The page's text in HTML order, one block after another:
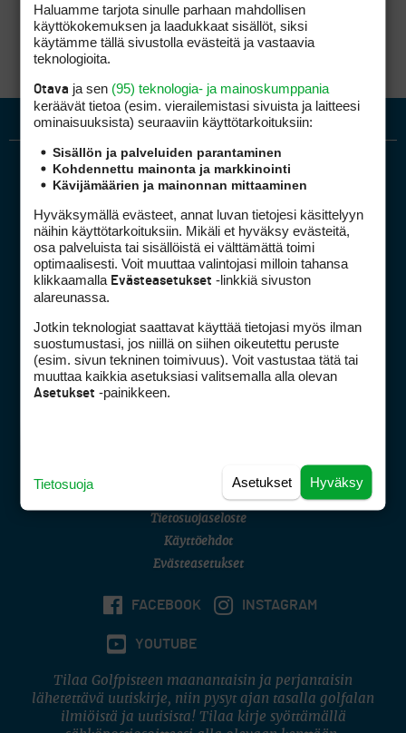
Golfpiste mediakortti
Golfpisteen yhteystiedot
DSA avoimuusraportti
Asiakaspalvelu
(digi) digi@otavamedia.fi
Tietosuojaseloste
Käyttöehdot
Evästeasetukset
FACEBOOK INSTAGRAM
YOUTUBE
Tilaa Golfpisteen maanantaisin ja perjantaisin
lähetettävä uutiskirje, niin pysyt ajan tasalla golfalan
ilmiöistä ja uutisista! Tilaa kirje syöttämällä
Haluamme tarjota sinulle parhaan mahdollisen
käyttökokemuksen ja laadukkaat sisällöt, siksi
käytämme tällä sivustolla evästeitä ja vastaavia
teknologioita.
Otava ja sen (95) teknologia- ja mainoskumppania
keräävät tietoa (esim. vierailemis­tasi sivuista ja laitteesi
ominaisuuk­sista) seuraaviin käyttötarkoituksiin:
Sisällön ja palveluiden parantaminen
Kohdennettu mainonta ja markkinointi
Kävijämäärien ja mainonnan mittaaminen
Hyväksymällä evästeet, annat luvan tietojesi käsittelyyn
näihin käyttötarkoituksiin. Mikäli et hyväksy evästeitä,
osa palveluista tai sisällöistä ei välttämättä toimi
optimaalisesti. Voit muuttaa valintojasi milloin tahansa
klikkaamalla Evästeasetukset -linkkiä sivuston
alareunassa.
Jotkin teknologiat saattavat käyttää tietojasi myös ilman
suostumustasi, jos niillä on siihen oikeutettu peruste
(esim. sivun tekninen toimivuus). Voit vastustaa tätä tai
muuttaa kaikkia asetuksiasi valitsemalla alla olevan
Asetukset -painikkeen.
Hyväksy
Asetukset
Tietosuoja